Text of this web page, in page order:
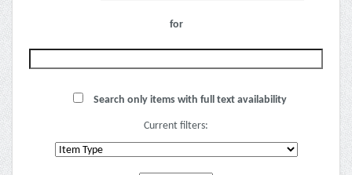
for
Search only items with full text availability
Current filters: